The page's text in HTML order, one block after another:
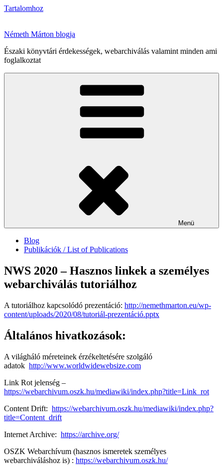
Tartalomhoz
Németh Márton blogja
Északi könyvtári érdekességek, webarchiválás valamint minden ami
foglalkoztat
Menü
Blog
Publikációk / List of Publications
NWS 2020 – Hasznos linkek a személyes
webarchiválás tutoriálhoz
A tutoriálhoz kapcsolódó prezentáció: http://nemethmarton.eu/wp-
content/uploads/2020/08/tutoriál-prezentáció.pptx
Általános hivatkozások:
A világháló méreteinek érzékeltetésére szolgáló
adatok http://www.worldwidewebsize.com
Link Rot jelenség –
https://webarchivum.oszk.hu/mediawiki/index.php?title=Link_rot
Content Drift: https://webarchivum.oszk.hu/mediawiki/index.php?
title=Content_drift
Internet Archive: https://archive.org/
OSZK Webarchívum (hasznos ismeretek személyes
webarchiváláshoz is) : https://webarchivum.oszk.hu/